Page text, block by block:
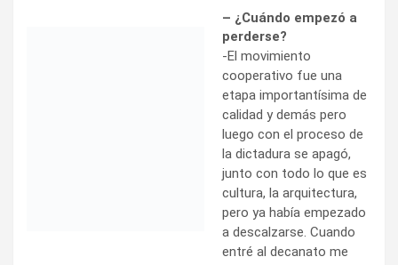
– ¿Cuándo empezó a
perderse?
-El movimiento
cooperativo fue una
etapa importantísima de
calidad y demás pero
luego con el proceso de
la dictadura se apagó,
junto con todo lo que es
cultura, la arquitectura,
pero ya había empezado
a descalzarse. Cuando
entré al decanato me